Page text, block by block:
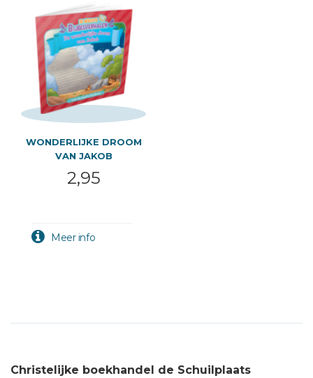
WONDERLIJKE DROOM
VAN JAKOB
2,95
Christelijke boekhandel de Schuilplaats